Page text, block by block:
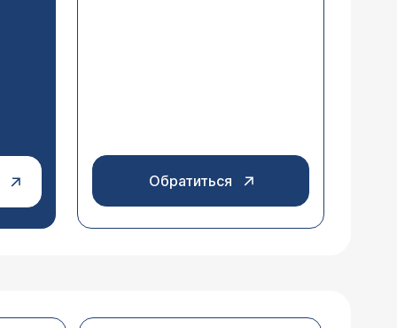
лет, ничего не помогает. Через
настоящее время существуют
препаратам. Необходимо
в случае необходимости врач мог
случае должен решать Ваш акушер-
Обратиться